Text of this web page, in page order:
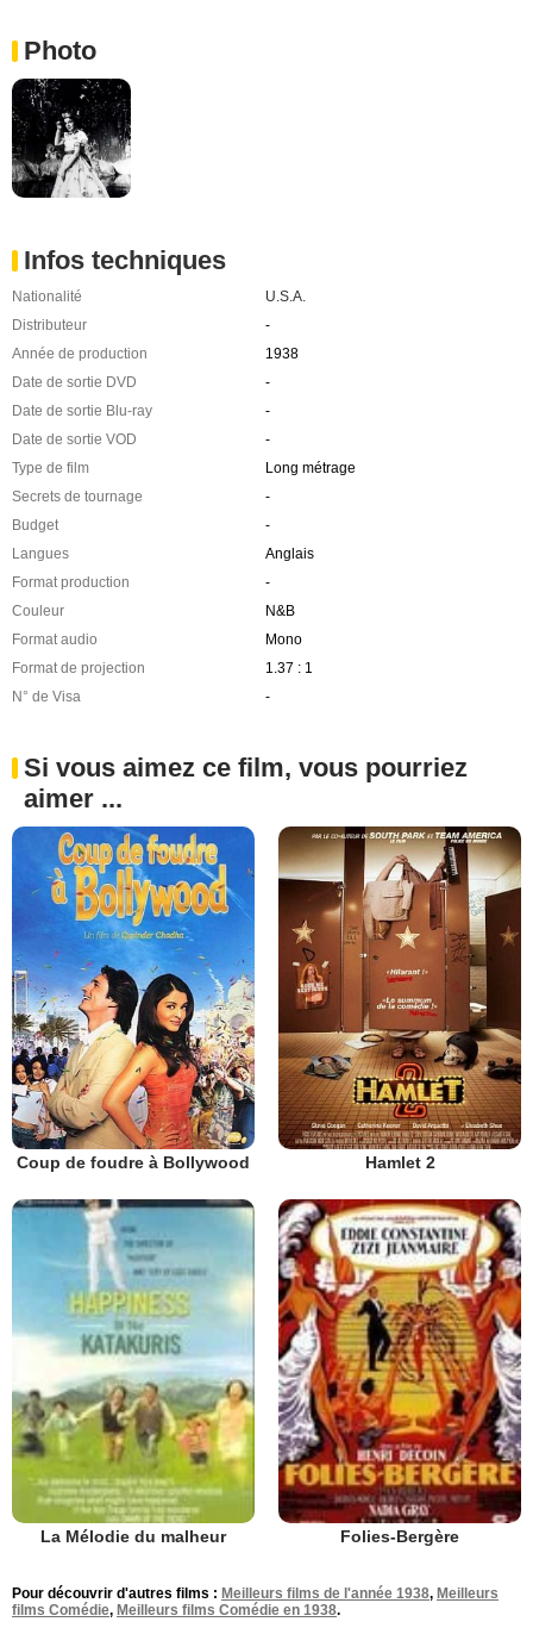
Photo
Infos techniques
Nationalité
U.S.A.
Distributeur
-
Année de production
1938
Date de sortie DVD
-
Date de sortie Blu-ray
-
Date de sortie VOD
-
Type de film
Long métrage
Secrets de tournage
-
Budget
-
Langues
Anglais
Format production
-
Couleur
N&B
Format audio
Mono
Format de projection
1.37 : 1
N° de Visa
-
Si vous aimez ce film, vous pourriez
aimer ...
Coup de foudre à Bollywood Hamlet 2
La Mélodie du malheur Folies-Bergère
Pour découvrir d'autres films : Meilleurs films de l'année 1938, Meilleurs
films Comédie, Meilleurs films Comédie en 1938.